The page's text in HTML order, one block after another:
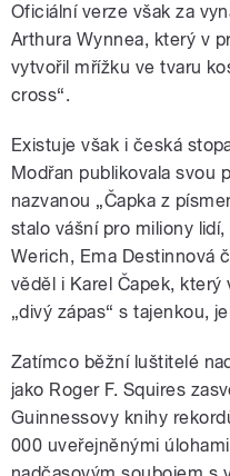
Oficiální verze však za
Arthura Wynnea, který v
vytvořil mřížku ve tvaru
cross“.
Existuje však i česká
Modřan publikovala svou
nazvanou „Čapka z
stalo vášní pro miliony
Werich, Ema Destinnová
věděl i Karel Čapek, který
„divý zápas“ s tajenkou,
Zatímco běžní luštitelé
jako Roger F. Squires
Guinnessovy knihy
000 uveřejněnými